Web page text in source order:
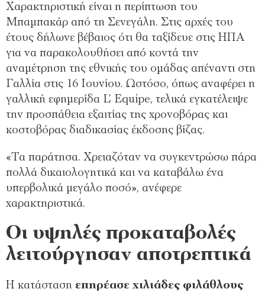
Χαρακτηριστική είναι η περίπτωση του
Μπαμπακάρ από τη Σενεγάλη. Στις αρχές του
έτους δήλωνε βέβαιος ότι θα ταξίδευε στις ΗΠΑ
για να παρακολουθήσει από κοντά την
αναμέτρηση της εθνικής του ομάδας απέναντι στη
Γαλλία στις 16 Ιουνίου. Ωστόσο, όπως αναφέρει η
γαλλική εφημερίδα L’ Equipe, τελικά εγκατέλειψε
την προσπάθεια εξαιτίας της χρονοβόρας και
κοστοβόρας διαδικασίας έκδοσης βίζας.
«Τα παράτησα. Χρειαζόταν να συγκεντρώσω πάρα
πολλά δικαιολογητικά και να καταβάλω ένα
υπερβολικά μεγάλο ποσό», ανέφερε
χαρακτηριστικά.
Οι υψηλές προκαταβολές
λειτούργησαν αποτρεπτικά
Η κατάσταση επηρέασε χιλιάδες φιλάθλους